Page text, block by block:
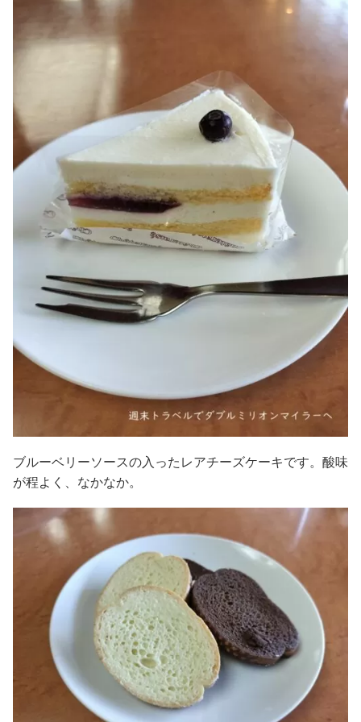
ブルーベリーソースの入ったレアチーズケーキです。酸味
が程よく、なかなか。